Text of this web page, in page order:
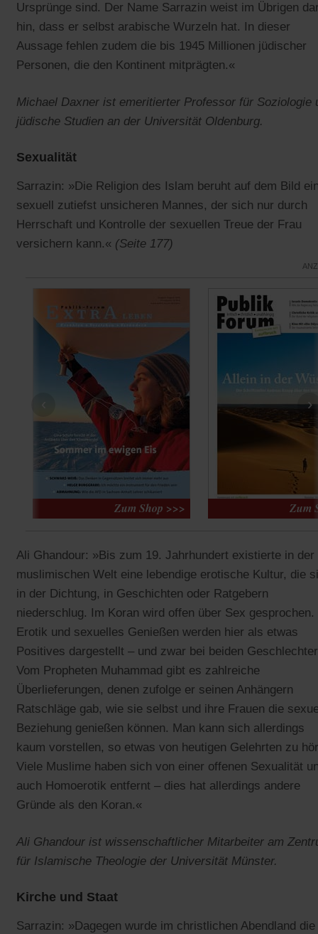
Ursprünge sind. Der Name Sarrazin weist im Übrigen
hin, dass er selbst arabische Wurzeln hat. In dieser
Aussage fehlen zudem die bis 1945 Millionen jüdischer
Personen, die den Kontinent mitprägten.«
Michael Daxner ist emeritierter Professor für Soziologie
jüdische Studien an der Universität Oldenburg.
Sexualität
Sarrazin: »Die Religion des Islam beruht auf dem Bild
sexuell zutiefst unsicheren Mannes, der sich nur durch
Herrschaft und Kontrolle der sexuellen Treue der Frau
versichern kann.« (Seite 177)
‹ ›
Ali Ghandour: »Bis zum 19. Jahrhundert existierte in der
muslimischen Welt eine lebendige erotische Kultur, die
in der Dichtung, in Geschichten oder Ratgebern
niederschlug. Im Koran wird offen über Sex gesprochen.
Erotik und sexuelles Genießen werden hier als etwas
Positives dargestellt – und zwar bei beiden
Vom Propheten Muhammad gibt es zahlreiche
Überlieferungen, denen zufolge er seinen Anhängern
Ratschläge gab, wie sie selbst und ihre Frauen die
Beziehung genießen können. Man kann sich allerdings
kaum vorstellen, so etwas von heutigen Gelehrten zu
Viele Muslime haben sich von einer offenen Sexualität
auch Homoerotik entfernt – dies hat allerdings andere
Gründe als den Koran.«
Ali Ghandour ist wissenschaftlicher Mitarbeiter am
für Islamische Theologie der Universität Münster.
Kirche und Staat
Sarrazin: »Dagegen wurde im christlichen Abendland die